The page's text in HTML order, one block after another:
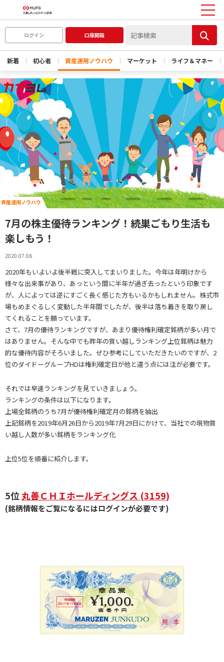
ログイン 口座開設
新着 初心者 資産運用ノウハウ マーケット ライフ＆マネー
資産運用ノウハウ
7月の株主優待ランキング！続巣ごもり生活も
楽しもう！
2020.07.06
2020年もいよいよ後半戦に突入してまいりました。今年は年明けから
様々な出来事があり、あっという間に半年が過ぎ去ったという印象です
が、人によっては逆にすごく長く感じた方もいるかもしれません。株式市
場もめまぐるしく変動した半年間でしたが、後半は落ち着きを取り戻し
てくれることを願っています。
さて、7月の優待ランキングですが、あまり優待権利確定銘柄が多い月で
はありません。そんな中でも昨年の買い越しランキング上位銘柄は魅力
的な優待内容がそろいました。ぜひ参考にしていただきたいのですが、2
位のダイドーグループHDは権利確定日が他と違う点には注が必要です。
それでは早速ランキングを見ていきましょう。
ランキングの条件は以下になります。
上場全銘柄のうち7月が優待権利確定月の銘柄を抽出
上記銘柄を2019年6月26日から2019年7月29日にかけて、当社での現物買
い越し人数が多い銘柄をランキング化
上位5位を順番に紹介します。
5位丸善ＣＨＩホールディングス (3159)
(銘柄情報をご覧になるにはログインが必要です)